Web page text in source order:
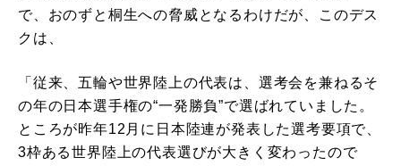
で、おのずと桐生への脅威となるわけだが、このデス
クは、
「従来、五輪や世界陸上の代表は、選考会を兼ねるそ
の年の日本選手権の“一発勝負”で選ばれていました。
ところが昨年12月に日本陸連が発表した選考要項で、
3枠ある世界陸上の代表選びが大きく変わったので